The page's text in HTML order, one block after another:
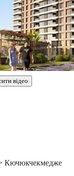
відео
Кючюкчекмедже